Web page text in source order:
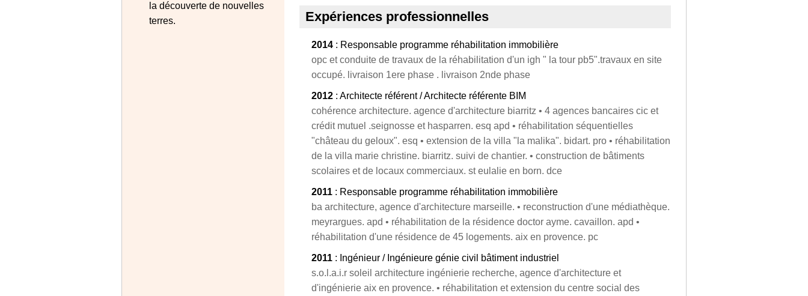
la découverte de nouvelles
terres.
Expériences professionnelles
2014 : Responsable programme réhabilitation immobilière
opc et conduite de travaux de la réhabilitation d'un igh " la tour pb5".travaux en site
occupé. livraison 1ere phase . livraison 2nde phase
2012 : Architecte référent / Architecte référente BIM
cohérence architecture. agence d'architecture biarritz • 4 agences bancaires cic et
crédit mutuel .seignosse et hasparren. esq apd • réhabilitation séquentielles
"château du geloux". esq • extension de la villa "la malika". bidart. pro • réhabilitation
de la villa marie christine. biarritz. suivi de chantier. • construction de bâtiments
scolaires et de locaux commerciaux. st eulalie en born. dce
2011 : Responsable programme réhabilitation immobilière
ba architecture, agence d'architecture marseille. • reconstruction d'une médiathèque.
meyrargues. apd • réhabilitation de la résidence doctor ayme. cavaillon. apd •
réhabilitation d'une résidence de 45 logements. aix en provence. pc
2011 : Ingénieur / Ingénieure génie civil bâtiment industriel
s.o.l.a.i.r soleil architecture ingénierie recherche, agence d'architecture et
d'ingénierie aix en provence. • réhabilitation et extension du centre social des